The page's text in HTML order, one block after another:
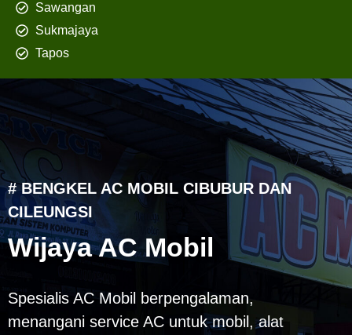
Sawangan
Sukmajaya
Tapos
# BENGKEL AC MOBIL CIBUBUR DAN
CILEUNGSI
Wijaya AC Mobil
Spesialis AC Mobil berpengalaman,
menangani service AC untuk mobil, alat